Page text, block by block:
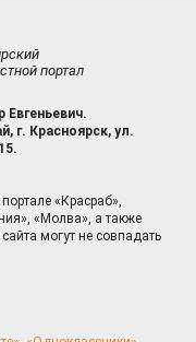
портал
г. Красноярск, ул.
«Красраб»,
«Молва», а также
могут не совпадать